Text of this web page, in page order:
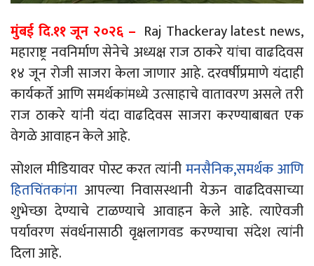
मुंबई दि.११ जून २०२६ – Raj Thackeray latest news,
महाराष्ट्र नवनिर्माण सेनेचे अध्यक्ष राज ठाकरे यांचा वाढदिवस
१४ जून रोजी साजरा केला जाणार आहे. दरवर्षीप्रमाणे यंदाही
कार्यकर्ते आणि समर्थकांमध्ये उत्साहाचे वातावरण असले तरी
राज ठाकरे यांनी यंदा वाढदिवस साजरा करण्याबाबत एक
वेगळे आवाहन केले आहे.
सोशल मीडियावर पोस्ट करत त्यांनीमनसैनिक,समर्थक आणि
हितचिंतकांना आपल्या निवासस्थानी येऊन वाढदिवसाच्या
शुभेच्छा देण्याचे टाळण्याचे आवाहन केले आहे. त्याऐवजी
पर्यावरण संवर्धनासाठी वृक्षलागवड करण्याचा संदेश त्यांनी
दिला आहे.